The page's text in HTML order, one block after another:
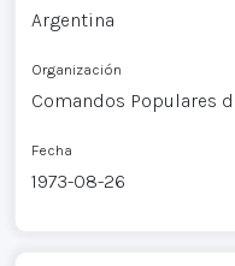
Argentina
Organización
Comandos Populares
Fecha
1973-08-26